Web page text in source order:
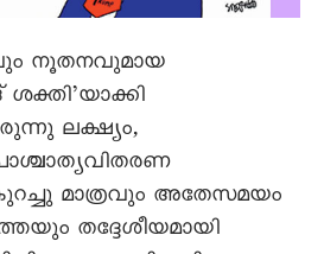
നൂതനവുമായ
ലക്ഷ്യം,
മാത്രവും അതേസമയം
തദ്ദേശീയമായി